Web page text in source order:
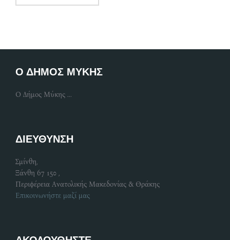
Ο ΔΗΜΟΣ ΜΥΚΗΣ
Ο Δήμος Μύκης ...
ΔΙΕΥΘΥΝΣΗ
Σμίνθη,
Ξάνθη 67 150 ,
Περιφέρεια Ανατολικής Μακεδονίας & Θράκης
Επικοινωνήστε μαζί μας